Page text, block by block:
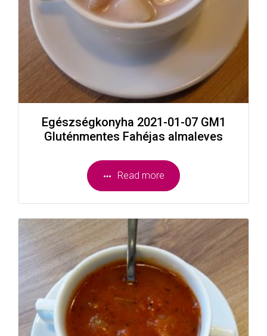
Egészségkonyha 2021-01-07 GM1
Gluténmentes Fahéjas almaleves
Read more